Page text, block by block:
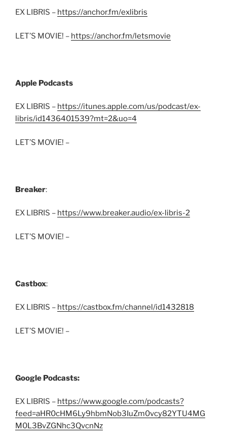
EX LIBRIS – https://anchor.fm/exlibris
LET’S MOVIE! – https://anchor.fm/letsmovie
Apple Podcasts
EX LIBRIS – https://itunes.apple.com/us/podcast/ex-
libris/id1436401539?mt=2&uo=4
LET’S MOVIE! –
Breaker:
EX LIBRIS – https://www.breaker.audio/ex-libris-2
LET’S MOVIE! –
Castbox:
EX LIBRIS – https://castbox.fm/channel/id1432818
LET’S MOVIE! –
Google Podcasts:
EX LIBRIS – https://www.google.com/podcasts?
feed=aHR0cHM6Ly9hbmNob3IuZm0vcy82YTU4MG
M0L3BvZGNhc3QvcnNz